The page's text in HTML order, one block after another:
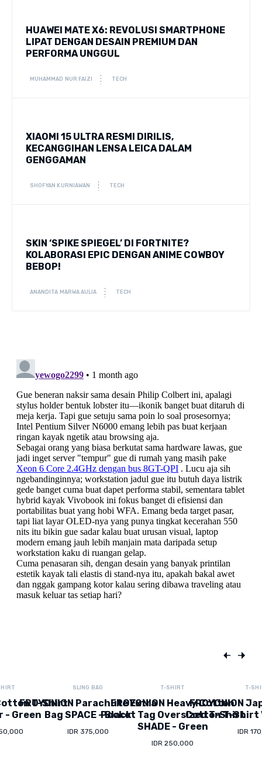
HUAWEI MATE X6: REVOLUSI SMARTPHONE
LIPAT DENGAN DESAIN PREMIUM DAN
PERFORMA UNGGUL
MUHAMMAD NUR FAIZI TECH
XIAOMI 15 ULTRA RESMI DIRILIS,
KECANGGIHAN LENSA LEICA DALAM
GENGGAMAN
SHOFYAN KURNIAWAN TECH
SKIN ‘SPIKE SPIEGEL’ DI FORTNITE?
KOLABORASI EPIC DENGAN ANIME COWBOY
BEBOP!
ANANDITA MARWA AULIA TECH
T-Shirt
- Green
SLING BAG
FROYONION Parachute Extra
Bag SPACE - Black
IDR 375,000
T-SHIRT
FROYONION Heavy Cotton
Pocket Tag Oversized T-Shirt
SHADE - Green
IDR 250,000
T-
FROYONION
Cotton T-Shirt
IDR